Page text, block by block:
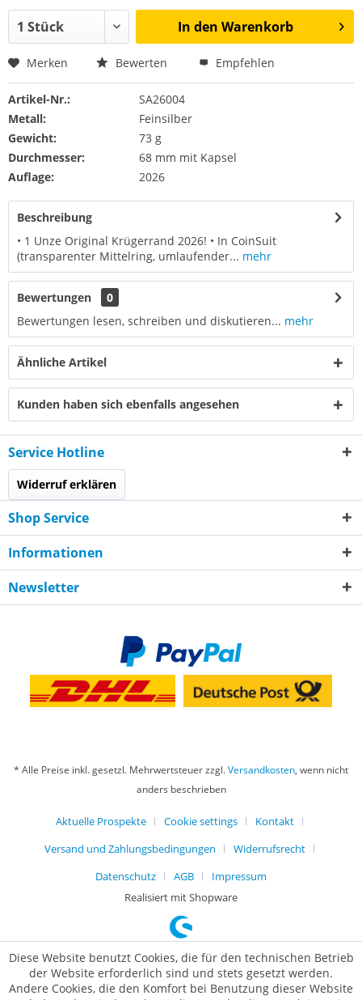
In den Warenkorb
Merken Bewerten Empfehlen
Artikel-Nr.:
SA26004
Metall:
Feinsilber
Gewicht:
73 g
Durchmesser:
68 mm mit Kapsel
Auflage:
2026
Beschreibung
• 1 Unze Original Krügerrand 2026! • In CoinSuit
(transparenter Mittelring, umlaufender... mehr
Bewertungen
0
Bewertungen lesen, schreiben und diskutieren... mehr
Ähnliche Artikel
Kunden haben sich ebenfalls angesehen
Service Hotline
Widerruf erklären
Shop Service
Informationen
Newsletter
* Alle Preise inkl. gesetzl. Mehrwertsteuer zzgl.Versandkosten, wenn nicht
anders beschrieben
Aktuelle Prospekte Cookie settings
Kontakt
Versand und Zahlungsbedingungen
Widerrufsrecht
Datenschutz
AGB
Impressum
Realisiert mit Shopware
Diese Website benutzt Cookies, die für den technischen Betrieb
der Website erforderlich sind und stets gesetzt werden.
Andere Cookies, die den Komfort bei Benutzung dieser Website